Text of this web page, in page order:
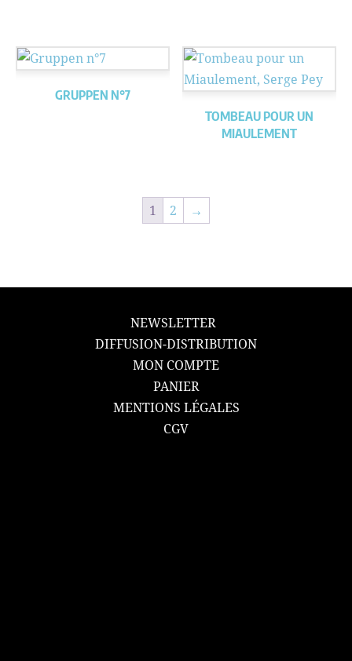
GRUPPEN N°7
TOMBEAU POUR UN
MIAULEMENT
1 2 →
NEWSLETTER
DIFFUSION-DISTRIBUTION
MON COMPTE
PANIER
MENTIONS LÉGALES
CGV